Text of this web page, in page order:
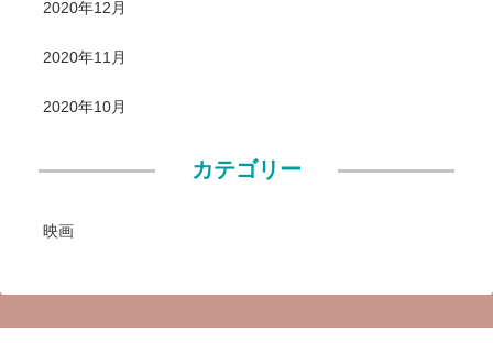
2020年12月
2020年11月
2020年10月
カテゴリー
映画